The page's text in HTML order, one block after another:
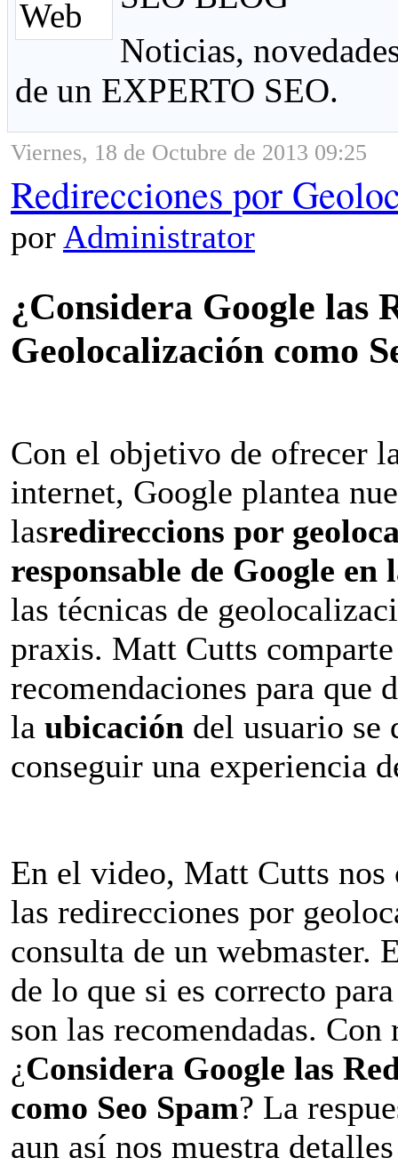
Noticias,
de un EXPERTO SEO.
Viernes, 18 de Octubre de 2013 09:25
Redirecciones por
por Administrator
¿Considera Google las
Geolocalización como
Con el objetivo de ofrecer
internet, Google plantea
lasredireccions por
responsable de Google
las técnicas de
praxis. Matt Cutts
recomendaciones para que
la ubicación del usuario se
conseguir una experiencia
En el video, Matt Cutts nos
las redirecciones por
consulta de un webmaster.
de lo que si es correcto
son las recomendadas.
¿Considera Google las
como Seo Spam? La
aun así nos muestra